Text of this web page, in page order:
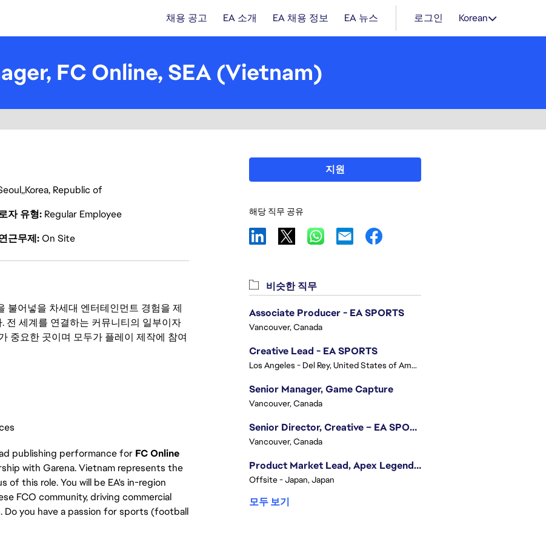
채용 공고 EA 소개 EA 채용 정보 EA 뉴스 로그인 Korean
FC Online, SEA (Vietnam)
Korea, Republic of
자 유형 Regular Employee
근무제 On Site
어넣을 차세대 엔터테인먼트 경험을 제
전 세계를 연결하는 커뮤니티의 일부이자
중요한 곳이며 모두가 플레이 제작에 참여
publishing performance for FC Online
with Garena. Vietnam represents the
this role. You will be EA's in-region
FCO community, driving commercial
you have a passion for sports (football
지원
해당 직무 공유
비슷한 직무
Associate Producer - EA SPORTS
Vancouver, Canada
Creative Lead - EA SPORTS
Los Angeles - Del Rey, United States of America
Senior Manager, Game Capture
Vancouver, Canada
Senior Director, Creative – EA SPORTS FC
Vancouver, Canada
Product Market Lead, Apex Legends Japan
Offsite - Japan, Japan
모두 보기